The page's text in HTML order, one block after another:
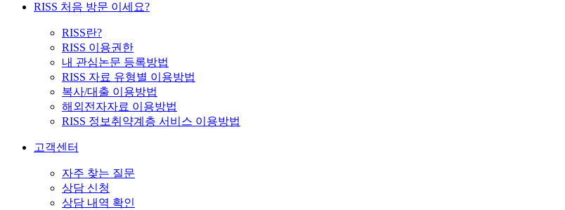
RISS 처음 방문 이세요?
RISS란?
RISS 이용권한
내 관심논문 등록방법
RISS 자료 유형별 이용방법
복사/대출 이용방법
해외전자자료 이용방법
RISS 정보취약계층 서비스 이용방법
고객센터
자주 찾는 질문
상담 신청
상담 내역 확인